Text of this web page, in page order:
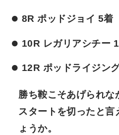
8R ポッドジョイ 5着
10R レガリアシチー
12R ポッドライジン
勝ち鞍こそあげられな
スタートを切ったと言
ょうか。